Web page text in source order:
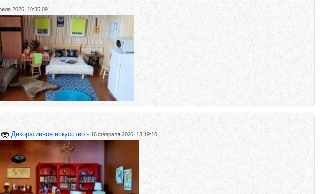
2026, 10:35:09
Декоративное искусство - 16 февраля 2026, 13:19:10